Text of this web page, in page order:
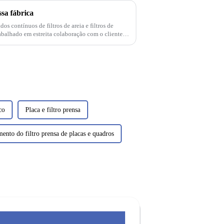
fábrica
contínuos de filtros de areia e filtros de
em estreita colaboração com o cliente
Placa e filtro prensa
do filtro prensa de placas e quadros